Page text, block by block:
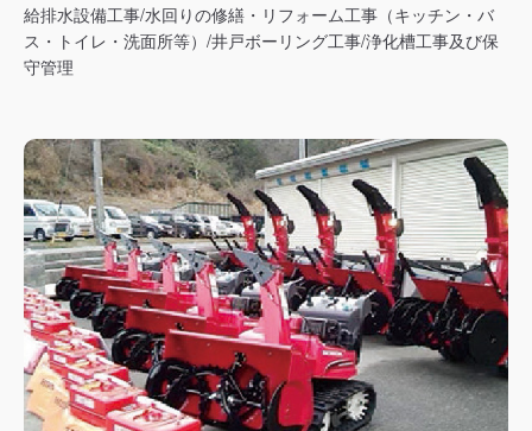
給排水設備工事/水回りの修繕・リフォーム工事（キッチン・バ
ス・トイレ・洗面所等）/井戸ボーリング工事/浄化槽工事及び保
守管理